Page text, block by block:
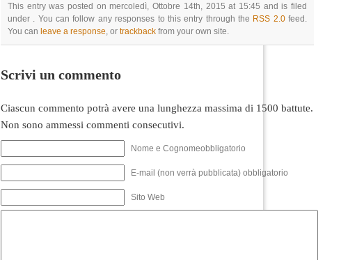
This entry was posted on mercoledì, Ottobre 14th, 2015 at 15:45 and is filed
under . You can follow any responses to this entry through the RSS 2.0feed.
You can leave a response, or trackback from your own site.
Scrivi un commento
Ciascun commento potrà avere una lunghezza massima di 1500 battute.
Non sono ammessi commenti consecutivi.
Nome e Cognomeobbligatorio
E-mail (non verrà pubblicata) obbligatorio
Sito Web